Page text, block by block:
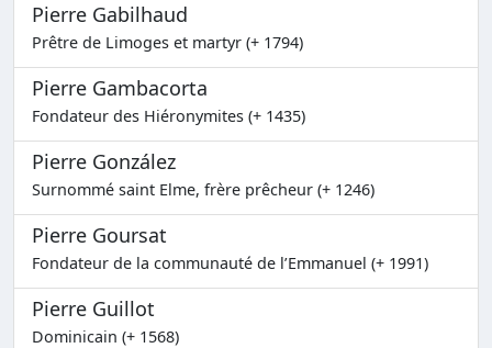
Pierre Gabilhaud
Prêtre de Limoges et martyr (+ 1794)
Pierre Gambacorta
Fondateur des Hiéronymites (+ 1435)
Pierre González
Surnommé saint Elme, frère prêcheur (+ 1246)
Pierre Goursat
Fondateur de la communauté de l’Emmanuel (+ 1991)
Pierre Guillot
Dominicain (+ 1568)